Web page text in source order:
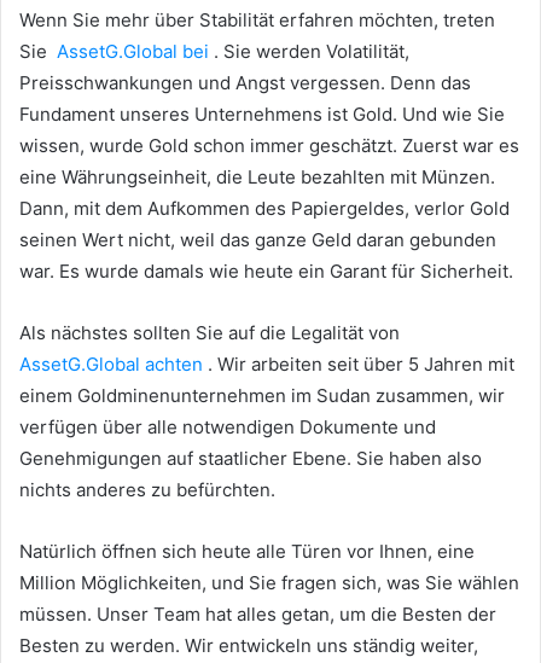
Wenn Sie mehr über Stabilität erfahren möchten, treten
Sie AssetG.Global bei . Sie werden Volatilität,
Preisschwankungen und Angst vergessen. Denn das
Fundament unseres Unternehmens ist Gold. Und wie Sie
wissen, wurde Gold schon immer geschätzt. Zuerst war es
eine Währungseinheit, die Leute bezahlten mit Münzen.
Dann, mit dem Aufkommen des Papiergeldes, verlor Gold
seinen Wert nicht, weil das ganze Geld daran gebunden
war. Es wurde damals wie heute ein Garant für Sicherheit.
Als nächstes sollten Sie auf die Legalität von
AssetG.Global achten . Wir arbeiten seit über 5 Jahren mit
einem Goldminenunternehmen im Sudan zusammen, wir
verfügen über alle notwendigen Dokumente und
Genehmigungen auf staatlicher Ebene. Sie haben also
nichts anderes zu befürchten.
Natürlich öffnen sich heute alle Türen vor Ihnen, eine
Million Möglichkeiten, und Sie fragen sich, was Sie wählen
müssen. Unser Team hat alles getan, um die Besten der
Besten zu werden. Wir entwickeln uns ständig weiter,